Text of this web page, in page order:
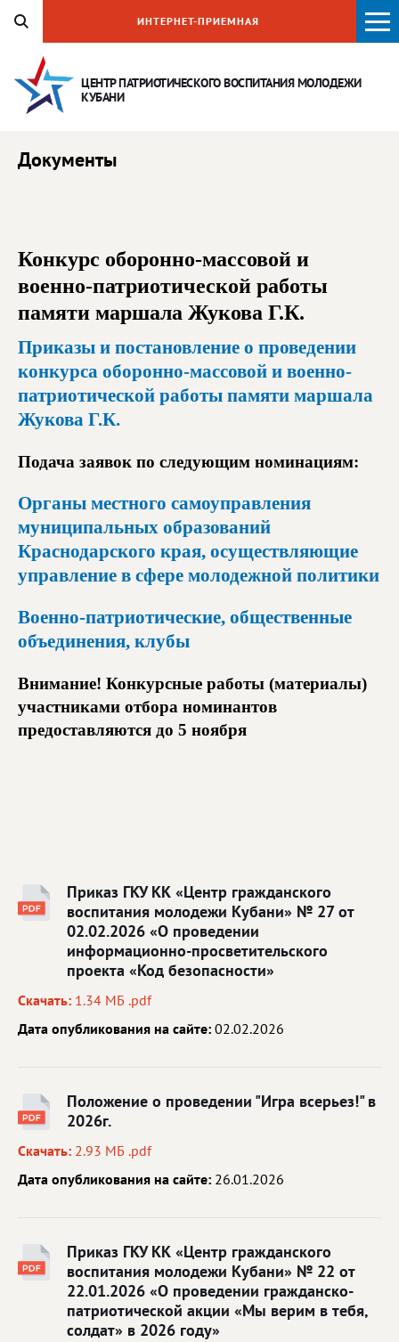
ЦЕНТР ПАТРИОТИЧЕСКОГО ВОСПИТАНИЯМОЛОДЕЖИ
КУБАНИ
ИНТЕРНЕТ-ПРИЕМНАЯ
Документы
Конкурс оборонно-массовой и
военно-патриотической работы
памяти маршала Жукова Г.К.
Приказы и постановление о проведении
конкурса оборонно-массовой и военно-
патриотической работы памяти маршала
Жукова Г.К.
Подача заявок по следующим номинациям:
Органы местного самоуправления
муниципальных образований
Краснодарского края, осуществляющие
управление в сфере молодежной политики
Военно-патриотические, общественные
объединения, клубы
Внимание! Конкурсные работы (материалы)
участниками отбора номинантов
предоставляются до 5 ноября
Приказ ГКУ КК «Центр гражданского
воспитания молодежи Кубани» № 27 от
02.02.2026 «О проведении
информационно-просветительского
проекта «Код безопасности»
Скачать: 1.34 МБ .pdf
Дата опубликования на сайте: 02.02.2026
Положение о проведении "Игра всерьез!" в
2026г.
Скачать: 2.93 МБ .pdf
Дата опубликования на сайте: 26.01.2026
Приказ ГКУ КК «Центр гражданского
воспитания молодежи Кубани» № 22 от
22.01.2026 «О проведении гражданско-
патриотической акции «Мы верим в тебя,
солдат» в 2026 году»